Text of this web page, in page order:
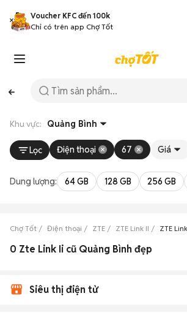
Voucher KFC đến 100k
Chỉ có trên app Chợ Tốt
Khu vực: Quảng Bình
Lọc Điện thoại 67 Giá
Dung lượng: 64 GB 128 GB 256 GB
Chợ Tốt Điện thoại ZTE ZTE Link II ZTE
0 Zte Link Ii cũ Quảng Bình đẹp
Siêu thị điện tử